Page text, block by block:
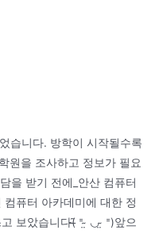
습니다. 방학이 시작될수록
원을 조사하고 정보가 필요
을 받기 전에_안산 컴퓨터
퓨터 아카데미에 대한 정
보았습니다(̶͂ ⁼ ̴̤ ◡ ̴̤ ⁼)앞으